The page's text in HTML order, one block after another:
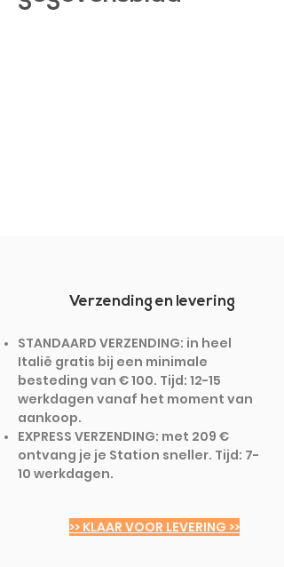
Verzending en levering
STANDAARD VERZENDING: in heel
Italië gratis bij een minimale
besteding van € 100. Tijd: 12-15
werkdagen vanaf het moment van
aankoop.
EXPRESS VERZENDING: met 209 €
ontvang je je Station sneller. Tijd: 7-
10 werkdagen.
>> KLAAR VOOR LEVERING >>